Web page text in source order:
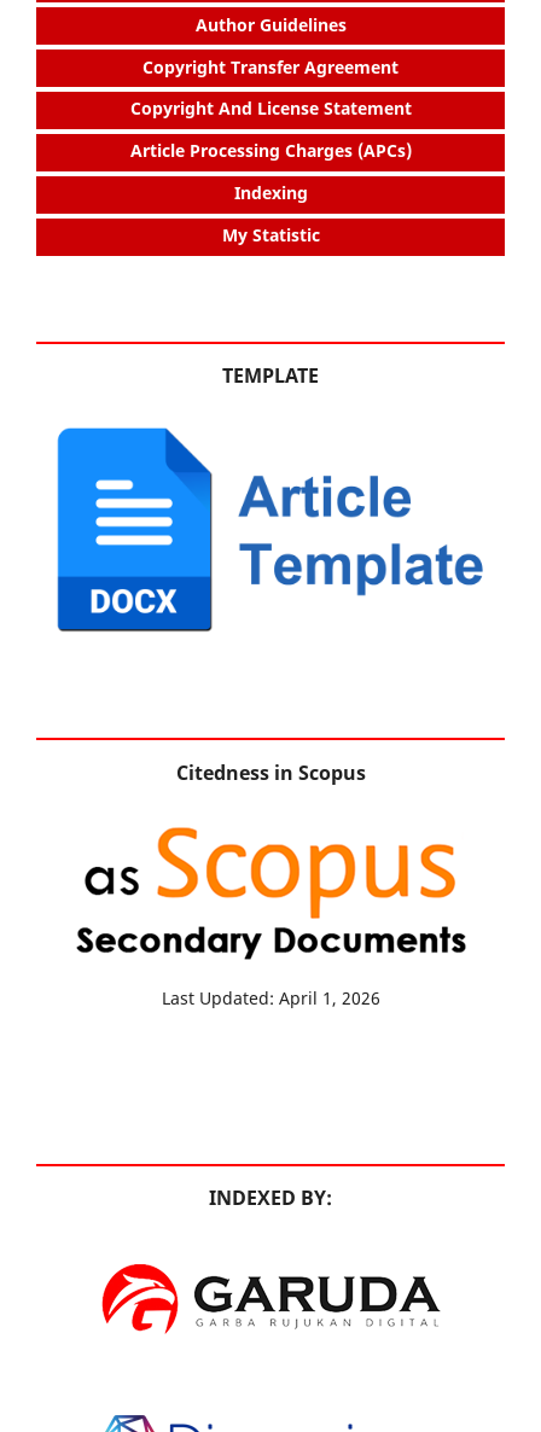
Author Guidelines
Copyright Transfer Agreement
Copyright And License Statement
Article Processing Charges (APCs)
Indexing
My Statistic
TEMPLATE
Citedness in Scopus
Last Updated: April 1, 2026
INDEXED BY: